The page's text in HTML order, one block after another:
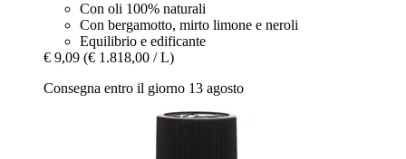
Con oli 100% naturali
Con bergamotto, mirto limone e neroli
Equilibrio e edificante
€ 9,09 (€ 1.818,00 / L)
Consegna entro il giorno 13 agosto